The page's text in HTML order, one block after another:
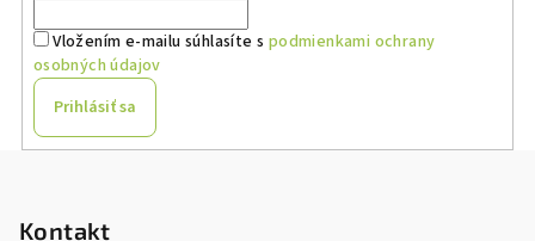
Vložením e-mailu súhlasíte s podmienkami ochrany
osobných údajov
Prihlásiť sa
Kontakt